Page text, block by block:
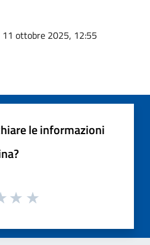
11 ottobre 2025, 12:55
le informazioni